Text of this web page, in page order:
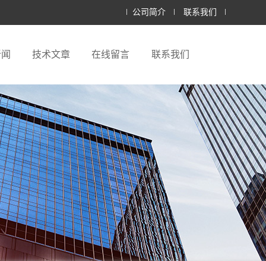
公司简介 联系我们
技术文章 在线留言 联系我们